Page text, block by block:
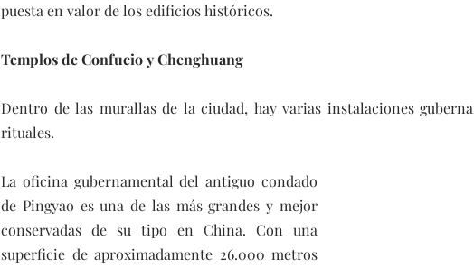
puesta en valor de los edificios históricos.
Templos de Confucio y Chenghuang
Dentro de las murallas de la ciudad, hay varias instalaciones
rituales.
La oficina gubernamental del antiguo condado
de Pingyao es una de las más grandes y mejor
conservadas de su tipo en China. Con una
superficie de aproximadamente 26.000 metros